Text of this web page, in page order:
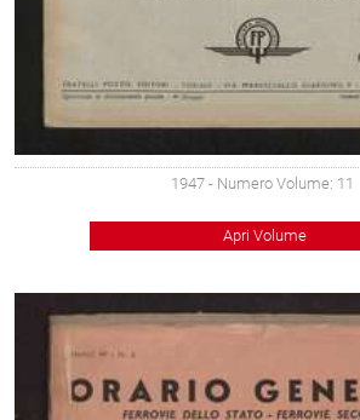
1947 - Numero Volume: 11
Apri Volume